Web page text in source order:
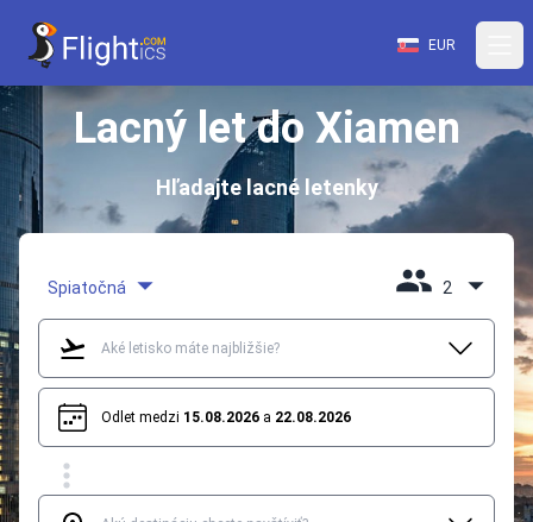
EUR
Lacný let do Xiamen
Hľadajte lacné letenky
Spiatočná 2
Odlet medzi 15.08.2026 a 22.08.2026